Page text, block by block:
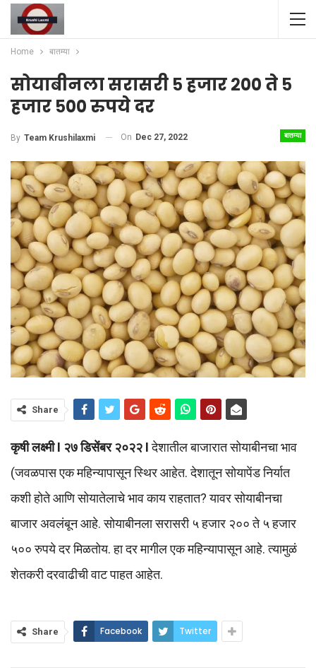
Home बातम्या
सोयाबीनला सरासरी ५ हजार २०० ते ५
हजार ५०० रुपये दर
बातम्या
By Team Krushilaxmi On Dec 27, 2022
Share
कृषी लक्ष्मी I २७ डिसेंबर २०२२ Iदेशातील बाजारात सोयाबीनचा भाव
(जवळपास एक महिन्यापासून स्थिर आहेत. देशातून सोयापेंड निर्यात
कशी होते आणि सोयातेलाचे भाव काय राहतात? यावर सोयाबीनचा
बाजार अवलंबून आहे. सोयाबीनला सरासरी ५ हजार २०० ते ५ हजार
५०० रुपये दर मिळतोय. हा दर मागील एक महिन्यापासून आहे. त्यामुळं
शेतकरी दरवाढीची वाट पाहत आहेत.
Share Facebook Twitter